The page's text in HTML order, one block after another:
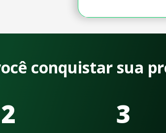
conquistar sua
2 3